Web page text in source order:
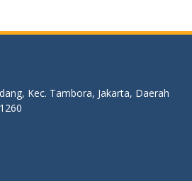
Kec. Tambora, Jakarta, Daerah